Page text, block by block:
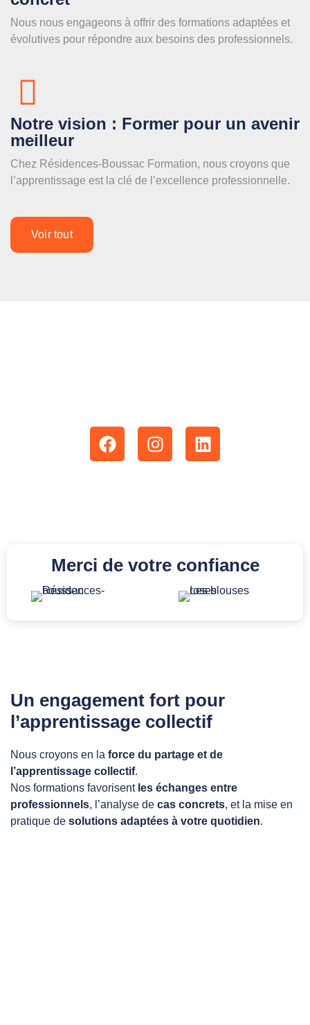
Nous nous engageons à offrir des formations adaptées et
évolutives pour répondre aux besoins des professionnels.
Notre vision : Former pour un avenir
meilleur
Chez Résidences-Boussac Formation, nous croyons que
l’apprentissage est la clé de l’excellence professionnelle.
Voir tout
Merci de votre confiance
Un engagement fort pour
l’apprentissage collectif
Nous croyons en la force du partage et de
l’apprentissage collectif.
Nos formations favorisent les échanges entre
professionnels, l’analyse de cas concrets, et la mise en
pratique de solutions adaptées à votre quotidien.